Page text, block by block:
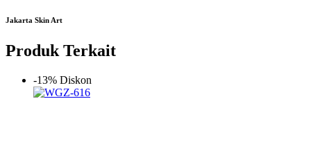
Jakarta Skin Art
Produk Terkait
-13% Diskon